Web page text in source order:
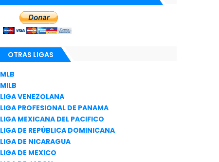
OTRAS LIGAS
MLB
MILB
LIGA VENEZOLANA
LIGA PROFESIONAL DE PANAMA
LIGA MEXICANA DEL PACIFICO
LIGA DE REPÚBLICA DOMINICANA
LIGA DE NICARAGUA
LIGA DE MEXICO